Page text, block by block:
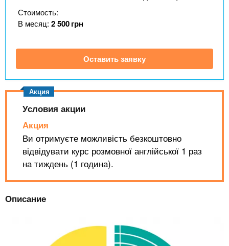
n
s
.
f
o
д
е
За рубежом
Стоимость:
В месяц: 2 500грн
Оставить заявку
Условия акции
Акция
Ви отримуєте можливість безкоштовно
відвідувати курс розмовної англійської 1 раз
на тиждень (1 година).
Описание